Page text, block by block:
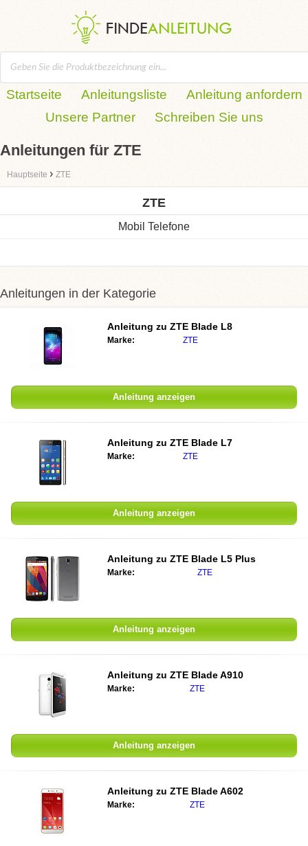
Startseite Anleitungsliste
Anleitung anfordern
Unsere Partner
Schreiben Sie uns
Anleitungen für ZTE
Hauptseite › ZTE
ZTE
Mobil Telefone
Anleitungen in der Kategorie
Anleitung zu ZTE Blade L8
Marke: ZTE
Anleitung anzeigen
Anleitung zu ZTE Blade L7
Marke: ZTE
Anleitung anzeigen
Anleitung zu ZTE Blade L5 Plus
Marke: ZTE
Anleitung anzeigen
Anleitung zu ZTE Blade A910
Marke: ZTE
Anleitung anzeigen
Anleitung zu ZTE Blade A602
Marke: ZTE